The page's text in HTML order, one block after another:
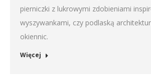
pierniczki z lukrowymi zdobieniami
wyszywankami, czy podlaską
okiennic.
Więcej